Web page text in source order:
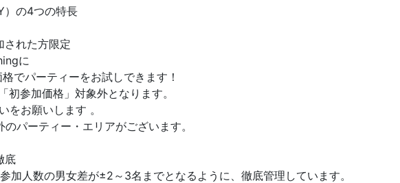
の4つの特長
された方限定
に
でパーティーをお試しできます！
参加価格」対象外となります。
をお願いします 。
パーティー・エリアがございます。
底
加人数の男女差が±2～3名までとなるように、徹底管理しています。